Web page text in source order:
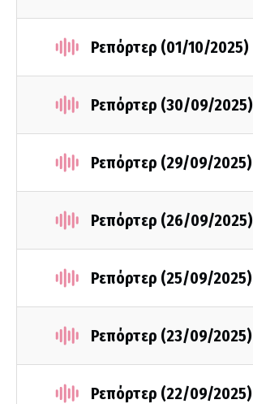
Ρεπόρτερ (01/10/2025)
Ρεπόρτερ (30/09/2025)
Ρεπόρτερ (29/09/2025)
Ρεπόρτερ (26/09/2025)
Ρεπόρτερ (25/09/2025)
Ρεπόρτερ (23/09/2025)
Ρεπόρτερ (22/09/2025)